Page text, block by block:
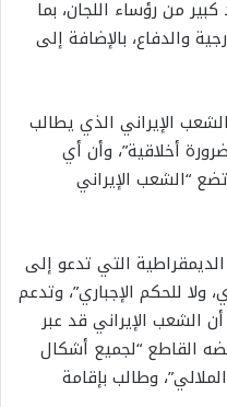
من رؤساء اللجان، بما
والدفاع، بالإضافة إلى
الإيراني الذي يطالب
أخلاقية”، وأن أي
“الشعب الإيراني
التي تدعو إلى
ولا للحكم الإجباري”، وتدعم
أن الشعب الإيراني قد عبر
القاطع “لجميع أشكال
وطالب بإقامة